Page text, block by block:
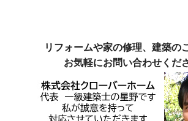
リフォームや家の修理、建築の
お気軽にお問い合わせくだ